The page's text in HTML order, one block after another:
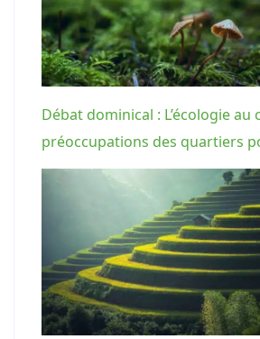
Débat dominical : L’écologie
préoccupations des quartiers